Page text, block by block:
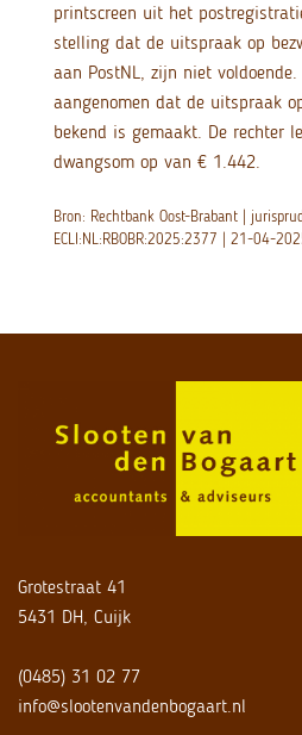
printscreen uit het
stelling dat de uitspraak op
aan PostNL, zijn niet
aangenomen dat de uitspraak
bekend is gemaakt. De rechter
dwangsom op van € 1.442.
Bron: Rechtbank Oost-Brabant |
ECLI:NL:RBOBR:2025:2377 | 21-04-
Grotestraat 41
5431 DH, Cuijk
(0485) 31 02 77
info@slootenvandenbogaart.nl